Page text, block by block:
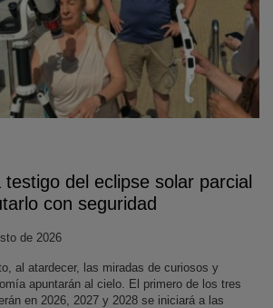
del eclipse solar parcial
con seguridad
de 2026
al atardecer, las miradas de curiosos y
apuntarán al cielo. El primero de los tres
en 2026, 2027 y 2028 se iniciará a las